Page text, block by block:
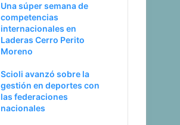
Una súper semana de
competencias
internacionales en
Laderas Cerro Perito
Moreno
Scioli avanzó sobre la
gestión en deportes con
las federaciones
nacionales